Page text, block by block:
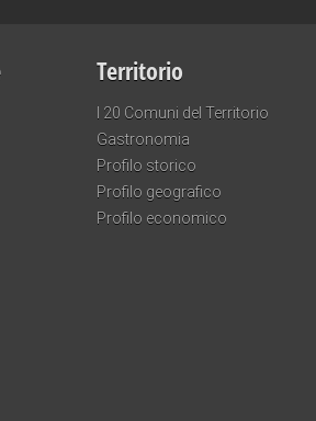
Territorio
I 20 Comuni del Territorio
Gastronomia
Profilo storico
Profilo geografico
Profilo economico